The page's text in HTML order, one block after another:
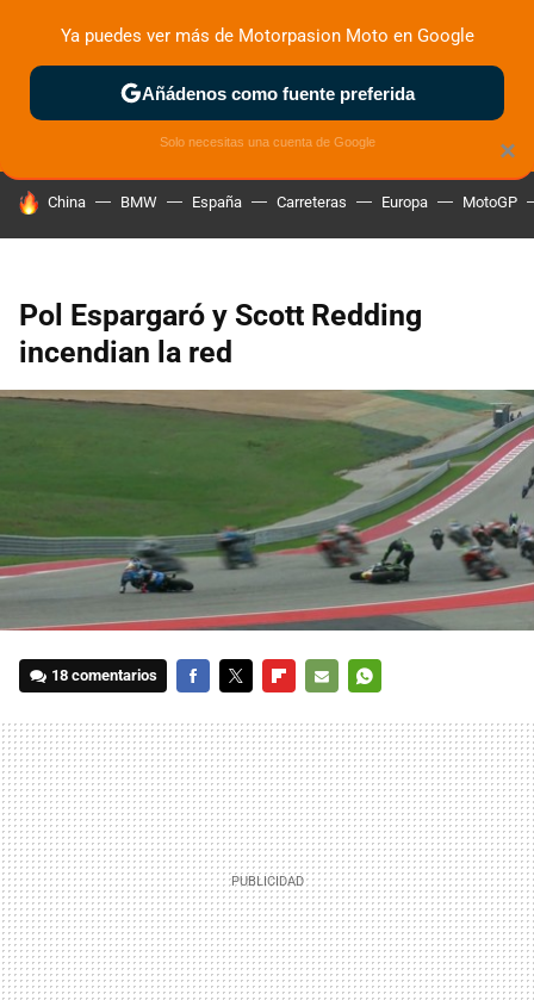
ZONA DE PRUEBAS DEPORTIVAS MOTOS ELÉCTRICAS
HOY SE HABLA DE
China BMW España Carreteras Europa MotoGP
Pol Espargaró y Scott Redding
incendian la red
18 comentarios
MAIL
×
Ya puedes ver más de Motorpasion Moto en Google
Añádenos como fuente preferida
Solo necesitas una cuenta de Google